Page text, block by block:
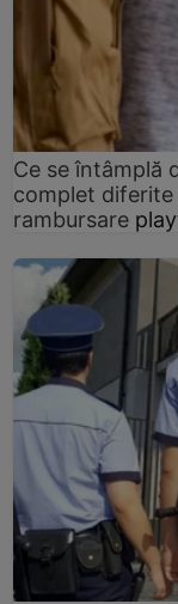
Ce se întâmplă
complet
rambursare